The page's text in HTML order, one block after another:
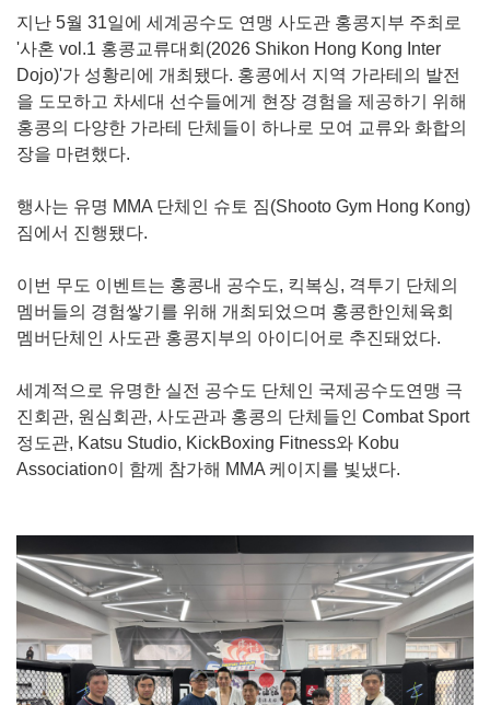
지난 5월 31일에 세계공수도 연맹 사도관 홍콩지부 주최로
'사혼 vol.1 홍콩교류대회(2026 Shikon Hong Kong Inter
Dojo)'가 성황리에 개최됐다. 홍콩에서 지역 가라테의 발전
을 도모하고 차세대 선수들에게 현장 경험을 제공하기 위해
홍콩의 다양한 가라테 단체들이 하나로 모여 교류와 화합의
장을 마련했다.
행사는 유명 MMA 단체인 슈토 짐(Shooto Gym Hong Kong)
짐에서 진행됐다.
이번 무도 이벤트는 홍콩내 공수도, 킥복싱, 격투기 단체의
멤버들의 경험쌓기를 위해 개최되었으며 홍콩한인체육회
멤버단체인 사도관 홍콩지부의 아이디어로 추진돼었다.
세계적으로 유명한 실전 공수도 단체인 국제공수도연맹 극
진회관, 원심회관, 사도관과 홍콩의 단체들인 Combat Sport
정도관, Katsu Studio, KickBoxing Fitness와 Kobu
Association이 함께 참가해 MMA 케이지를 빛냈다.